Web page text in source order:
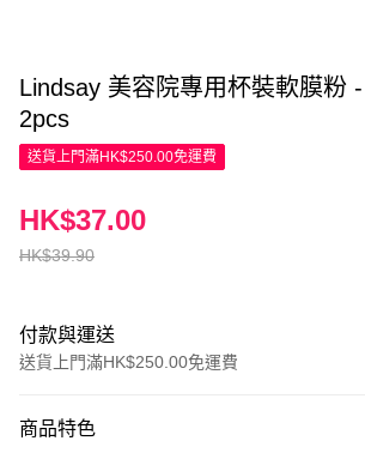
Lindsay 美容院專用杯裝軟膜粉
2pcs
送貨上門滿HK$250.00免運費
HK$39.90
HK$37.00
付款與運送
送貨上門滿HK$250.00免運費
信用卡
商品特色